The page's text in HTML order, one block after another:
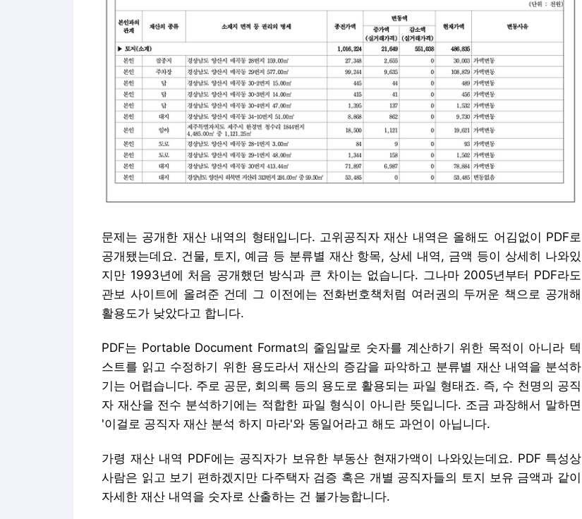
문제는 공개한 재산 내역의 형태입니다. 고위공직자 재산 내역은 올해도 어김없이 PDF로
공개됐는데요. 건물, 토지, 예금 등 분류별 재산 항목, 상세 내역, 금액 등이 상세히 나와있
지만 1993년에 처음 공개했던 방식과 큰 차이는 없습니다. 그나마 2005년부터 PDF라도
관보 사이트에 올려준 건데 그 이전에는 전화번호책처럼 여러권의 두꺼운 책으로 공개해
활용도가 낮았다고 합니다.
PDF는 Portable Document Format의 줄임말로 숫자를 계산하기 위한 목적이 아니라 텍
스트를 읽고 수정하기 위한 용도라서 재산의 증감을 파악하고 분류별 재산 내역을 분석하
기는 어렵습니다. 주로 공문, 회의록 등의 용도로 활용되는 파일 형태죠. 즉, 수 천명의 공직
자 재산을 전수 분석하기에는 적합한 파일 형식이 아니란 뜻입니다. 조금 과장해서 말하면
'이걸로 공직자 재산 분석 하지 마라'와 동일어라고 해도 과언이 아닙니다.
가령 재산 내역 PDF에는 공직자가 보유한 부동산 현재가액이 나와있는데요. PDF 특성상
사람은 읽고 보기 편하겠지만 다주택자 검증 혹은 개별 공직자들의 토지 보유 금액과 같이
자세한 재산 내역을 숫자로 산출하는 건 불가능합니다.